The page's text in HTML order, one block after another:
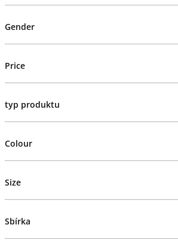
Gender
Price
typ produktu
Colour
Size
Sbírka